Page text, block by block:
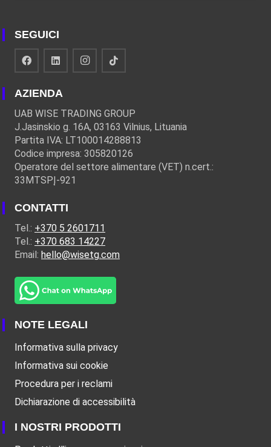
SEGUICI
AZIENDA
UAB WISE TRADING GROUP
J.Jasinskio g. 16A, 03163 Vilnius, Lituania
Partita IVA: LT100014288813
Codice impresa: 305820126
Operatore del settore alimentare (VET) n.cert.:
33MTSPĮ-921
CONTATTI
Tel.: +370 5 2601711
Tel.: +370 683 14227
Email: hello@wisetg.com
NOTE LEGALI
Informativa sulla privacy
Informativa sui cookie
Procedura per i reclami
Dichiarazione di accessibilità
I NOSTRI PRODOTTI